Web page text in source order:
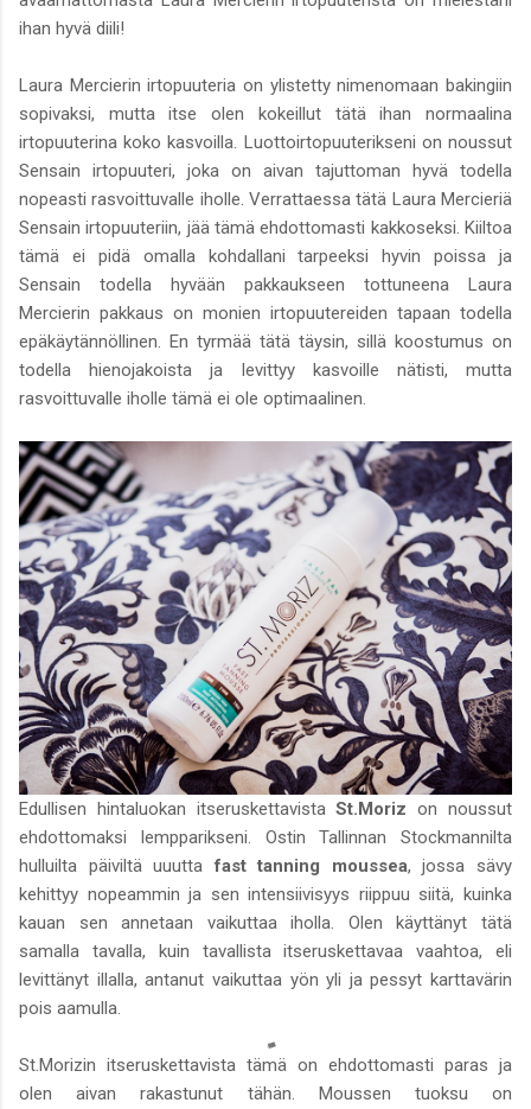
ihan hyvä diili!
Laura Mercierin irtopuuteria on ylistetty nimenomaan bakingiin
sopivaksi, mutta itse olen kokeillut tätä ihan normaalina
irtopuuterina koko kasvoilla. Luottoirtopuuterikseni on noussut
Sensain irtopuuteri, joka on aivan tajuttoman hyvä todella
nopeasti rasvoittuvalle iholle. Verrattaessa tätä Laura Mercieriä
Sensain irtopuuteriin, jää tämä ehdottomasti kakkoseksi. Kiiltoa
tämä ei pidä omalla kohdallani tarpeeksi hyvin poissa ja
Sensain todella hyvään pakkaukseen tottuneena Laura
Mercierin pakkaus on monien irtopuutereiden tapaan todella
epäkäytännöllinen. En tyrmää tätä täysin, sillä koostumus on
todella hienojakoista ja levittyy kasvoille nätisti, mutta
rasvoittuvalle iholle tämä ei ole optimaalinen.
Edullisen hintaluokan itseruskettavistaSt.Moriz on noussut
ehdottomaksi lempparikseni. Ostin Tallinnan Stockmannilta
hulluilta päiviltä uuuttafast tanning moussea, jossa sävy
kehittyy nopeammin ja sen intensiivisyys riippuu siitä, kuinka
kauan sen annetaan vaikuttaa iholla. Olen käyttänyt tätä
samalla tavalla, kuin tavallista itseruskettavaa vaahtoa, eli
levittänyt illalla, antanut vaikuttaa yön yli ja pessyt karttavärin
pois aamulla.
St.Morizin itseruskettavista tämä on ehdottomasti paras ja
olen aivan rakastunut tähän. Moussen tuoksu on